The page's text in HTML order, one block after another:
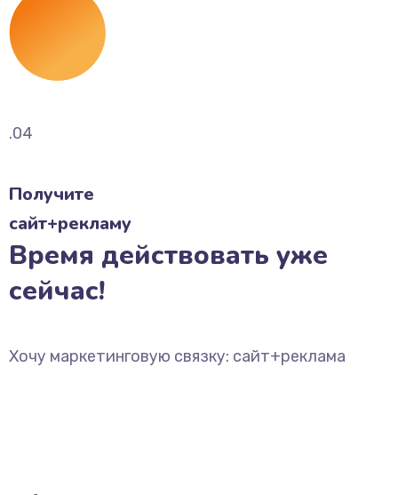
.04
Получите
сайт+рекламу
Время действовать уже
сейчас!
Хочу маркетинговую связку: сайт+реклама